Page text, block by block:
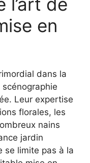
en
dans la
Leur expertise
florales, les
nains
jardin
se limite pas à la